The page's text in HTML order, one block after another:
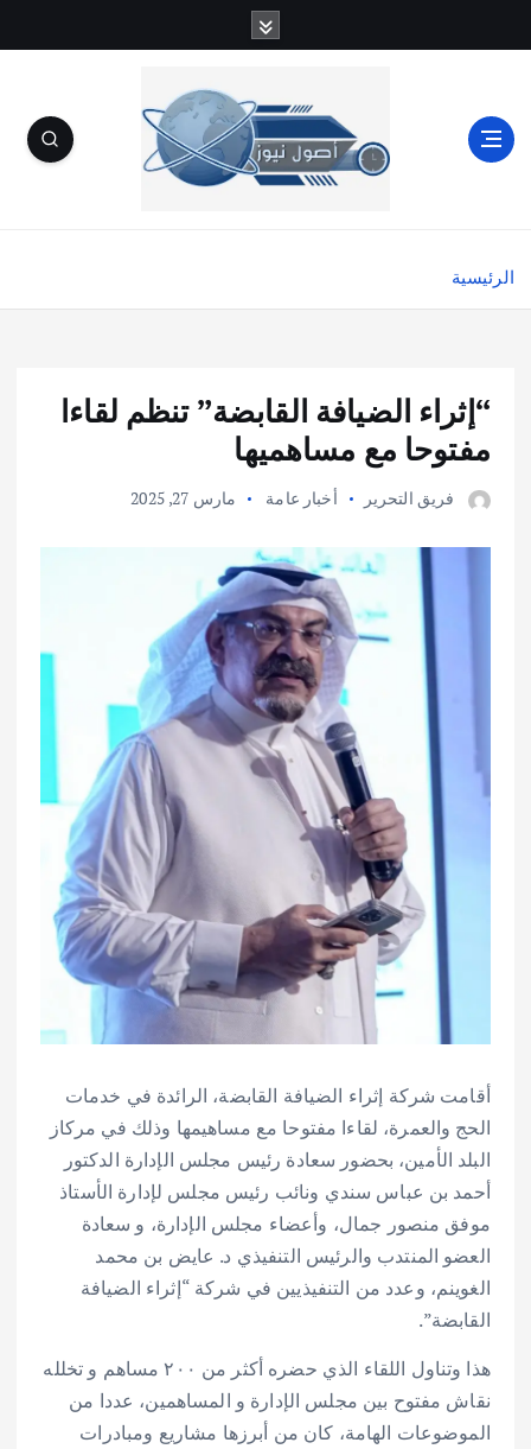
ل
الرئيسية
“إثراء الضيافة القابضة” تنظم لقاءا
مفتوحا مع مساهميها
فريق التحرير أخبار عامة مارس 27, 2025
أقامت شركة إثراء الضيافة القابضة، الرائدة في خدمات
الحج والعمرة، لقاءا مفتوحا مع مساهيمها وذلك في مركاز
البلد الأمين، بحضور سعادة رئيس مجلس الإدارة الدكتور
أحمد بن عباس سندي ونائب رئيس مجلس لإدارة الأستاذ
موفق منصور جمال، وأعضاء مجلس الإدارة، و سعادة
العضو المنتدب والرئيس التنفيذي د. عايض بن محمد
الغوينم، وعدد من التنفيذيين في شركة “إثراء الضيافة
القابضة”.
هذا وتناول اللقاء الذي حضره أكثر من ٢٠٠ مساهم و تخلله
نقاش مفتوح بين مجلس الإدارة و المساهمين، عددا من
الموضوعات الهامة، كان من أبرزها مشاريع ومبادرات